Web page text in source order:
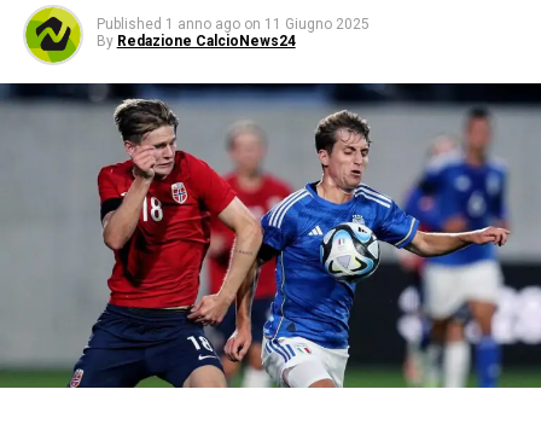
Published 1 anno ago on 11 Giugno 2025
By Redazione CalcioNews24